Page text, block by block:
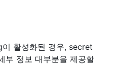
활성화된 경우, secret
부 정보 대부분을 제공할